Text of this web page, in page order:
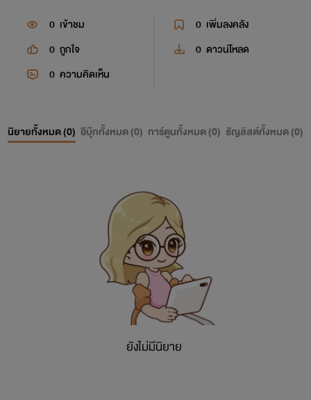
0 เข้าชม 0 เพิ่มลงคลัง
0 ถูกใจ 0 ดาวน์โหลด
0 ความคิดเห็น
นิยายทั้งหมด (0) อีบุ๊กทั้งหมด (0) การ์ตูนทั้งหมด (0) ธัญลิสต์ทั้งหมด (0)
ยังไม่มีนิยาย